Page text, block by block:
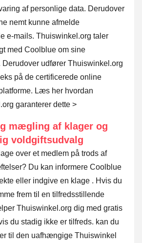
af personlige data. Derudover
nemt kunne afmelde
e-mails. Thuiswinkel.org taler
med Coolblue om sine
Derudover udfører Thuiswinkel.org
på de certificerede online
Læs her hvordan
garanterer dette >
mægling af klager og
voldgiftsudvalg
over et medlem på trods af
Du kan informere Coolblue
eller indgive en klage . Hvis du
frem til en tilfredsstillende
Thuiswinkel.org dig med gratis
du stadig ikke er tilfreds. kan du
til den uafhængige Thuiswinkel